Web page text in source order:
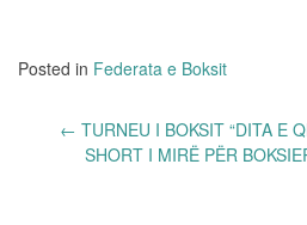
Posted in Federata e Boksit
navigation
← TURNEU I BOKSIT “DITA E
SHORT I MIRË PËR